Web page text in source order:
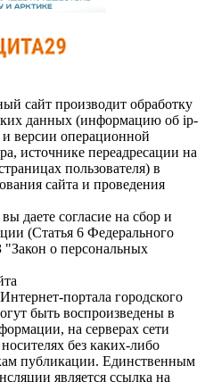
сайт производит обработку
данных (информацию об ip-
версии операционной
источнике переадресации на
пользователя) в
сайта и проведения
даете согласие на сбор и
(Статья 6 Федерального
о персональных
портала городского
быть воспроизведены в
на серверах сети
без каких-либо
публикации. Единственным
является ссылка на